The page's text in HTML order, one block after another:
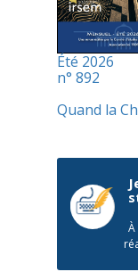
Été 2026
n° 892
Quand la
À